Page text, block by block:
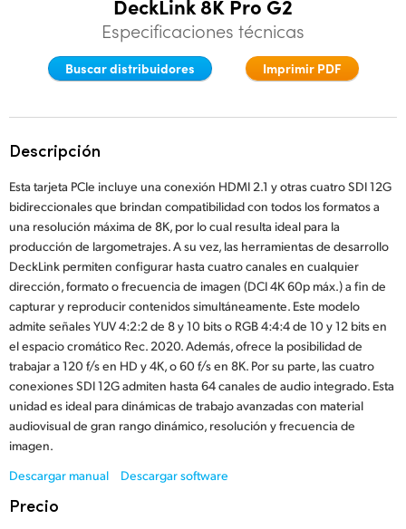
Especificaciones
France
Italy
Japan
Korea
Mexico
Malaysia
Netherlands
Norway
DeckLink 8K Pro G2
Especificaciones técnicas
Buscar distribuidores Imprimir PDF
Descripción
Esta tarjeta PCIe incluye una conexión HDMI 2.1 y otras cuatro SDI 12G
bidireccionales que brindan compatibilidad con todos los formatos a
una resolución máxima de 8K, por lo cual resulta ideal para la
producción de largometrajes. A su vez, las herramientas de desarrollo
DeckLink permiten configurar hasta cuatro canales en cualquier
dirección, formato o frecuencia de imagen (DCI 4K 60p máx.) a fin de
capturar y reproducir contenidos simultáneamente. Este modelo
admite señales YUV 4:2:2 de 8 y 10 bits o RGB 4:4:4 de 10 y 12 bits en
el espacio cromático Rec. 2020. Además, ofrece la posibilidad de
trabajar a 120 f/s en HD y 4K, o 60 f/s en 8K. Por su parte, las cuatro
conexiones SDI 12G admiten hasta 64 canales de audio integrado. Esta
unidad es ideal para dinámicas de trabajo avanzadas con material
audiovisual de gran rango dinámico, resolución y frecuencia de
imagen.
Descargar manual
Descargar software
Precio